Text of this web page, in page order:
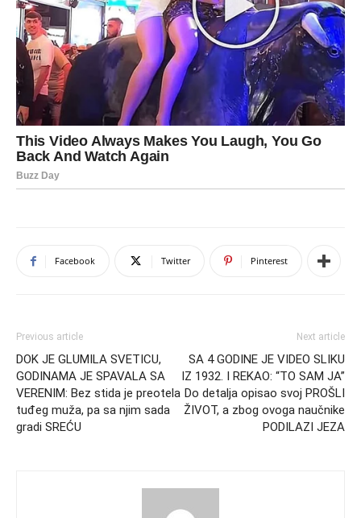
Facebook Twitter Pinterest
Previous article
DOK JE GLUMILA SVETICU,
GODINAMA JE SPAVALA SA
VERENIM: Bez stida je preotela
tuđeg muža, pa sa njim sada
gradi SREĆU
Next article
SA 4 GODINE JE VIDEO SLIKU
IZ 1932. I REKAO: “TO SAM JA”
Do detalja opisao svoj PROŠLI
ŽIVOT, a zbog ovoga naučnike
PODILAZI JEZA